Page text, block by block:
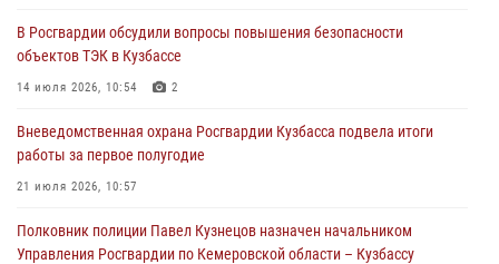
05 августа 2026, 08:50
Росгвардейцы пресекли нарушение общественного порядка на
05 августа 2026, 08:10
Росгвардейцы в Юрге пресекли попытку проникновения на
05 августа 2026, 07:45
В Росгвардии обсудили вопросы повышения безопасности
объектов ТЭК в Кузбассе
14 июля 2026, 10:54 2
Вневедомственная охрана Росгвардии Кузбасса подвела итоги
работы за первое полугодие
21 июля 2026, 10:57
Полковник полиции Павел Кузнецов назначен начальником
Управления Росгвардии по Кемеровской области – Кузбассу